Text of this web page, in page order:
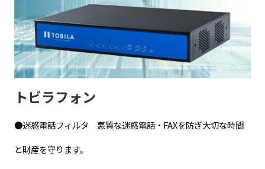
トビラフォン
●迷惑電話フィルタ 悪質な迷惑電話・FAXを防ぎ大切な時間
と財産を守ります。